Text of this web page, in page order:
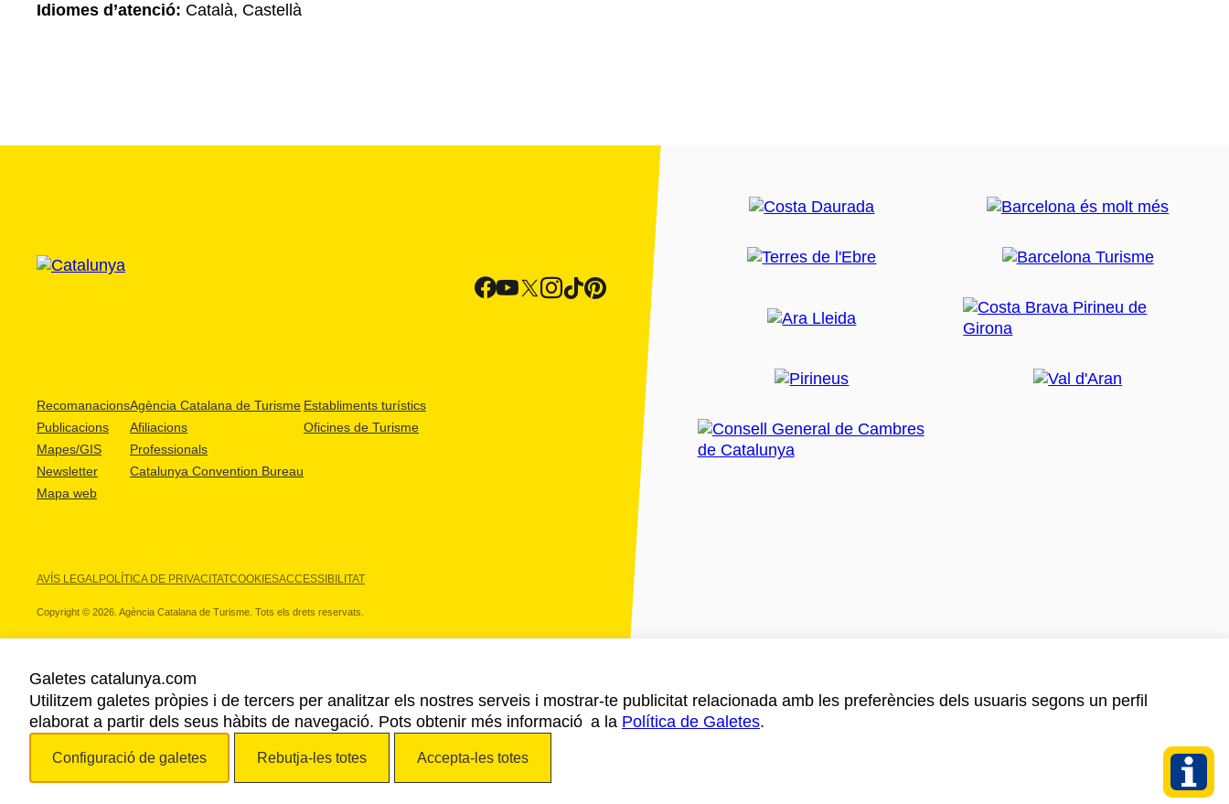
Idiomes d’atenció: Català, Castellà
Recomanacions
Publicacions
Mapes/GIS
Newsletter
Mapa web
Agència Catalana de Turisme
Afiliacions
Professionals
Catalunya Convention Bureau
Establiments turístics
Oficines de Turisme
AVÍS LEGALPOLÍTICA DE PRIVACITATCOOKIESACCESSIBILITAT
Copyright © 2026. Agència Catalana de Turisme. Tots els drets reservats.
ELS NOSTRES PARTNERS
Galetes catalunya.com
Utilitzem galetes pròpies i de tercers per analitzar els nostres serveis i mostrar-te publicitat relacionada amb les preferències dels usuaris segons un perfil
elaborat a partir dels seus hàbits de navegació. Pots obtenir més informació a la Política de Galetes.
Configuració de galetes Rebutja-les totes Accepta-les totes